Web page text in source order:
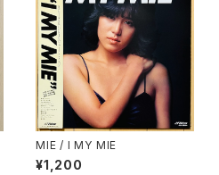
MIE / I MY MIE
¥1,200